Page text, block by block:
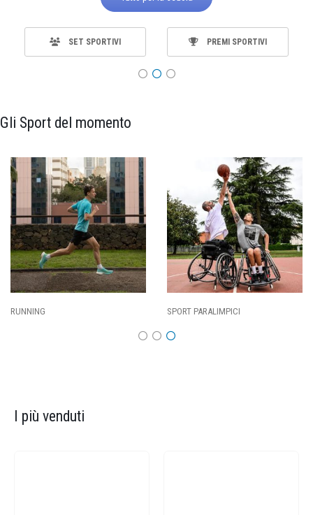
SET SPORTIVI PREMI SPORTIVI
Gli Sport del momento
RUNNING SPORT PARALIMPICI
I più venduti